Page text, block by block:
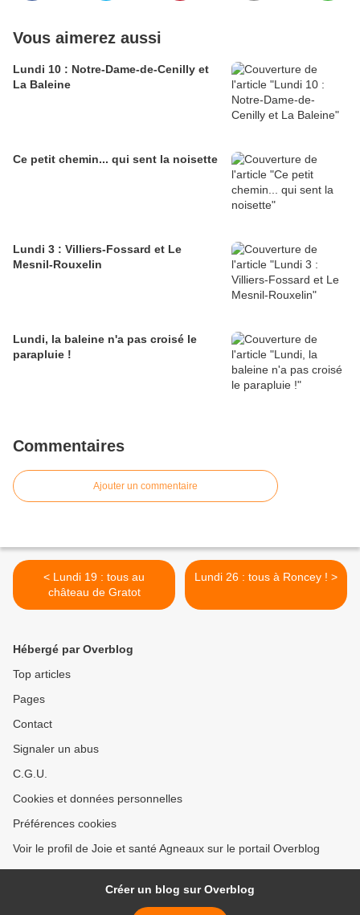
Vous aimerez aussi
Lundi 10 : Notre-Dame-de-Cenilly et
La Baleine
Ce petit chemin... qui sent la noisette
Lundi 3 : Villiers-Fossard et Le
Mesnil-Rouxelin
Lundi, la baleine n'a pas croisé le
parapluie !
Commentaires
Ajouter un commentaire
< Lundi 19 : tous au
château de Gratot
Lundi 26 : tous à Roncey ! >
Hébergé par Overblog
Top articles
Pages
Contact
Signaler un abus
C.G.U.
Cookies et données personnelles
Préférences cookies
Voir le profil de Joie et santé Agneaux sur le portail Overblog
Créer un blog sur Overblog